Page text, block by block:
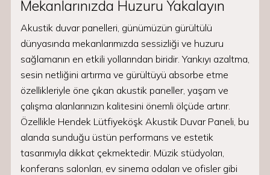
Mekanlarınızda Huzuru Yakalayın
Akustik duvar panelleri, günümüzün gürültülü
dünyasında mekanlarımızda sessizliği ve huzuru
sağlamanın en etkili yollarından biridir. Yankıyı azaltma,
sesin netliğini artırma ve gürültüyü absorbe etme
özellikleriyle öne çıkan akustik paneller, yaşam ve
çalışma alanlarınızın kalitesini önemli ölçüde artırır.
Özellikle Hendek Lütfiyeköşk Akustik Duvar Paneli, bu
alanda sunduğu üstün performans ve estetik
tasarımıyla dikkat çekmektedir. Müzik stüdyoları,
konferans salonları, ev sinema odaları ve ofisler gibi